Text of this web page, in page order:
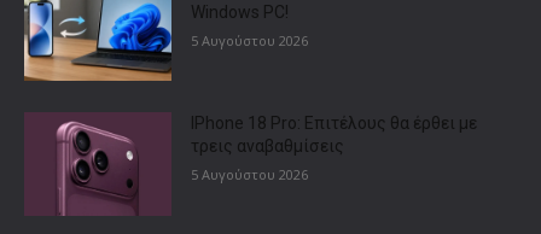
Windows PC!
5 Αυγούστου 2026
IPhone 18 Pro: Επιτέλους θα έρθει με
τρεις αναβαθμίσεις
5 Αυγούστου 2026